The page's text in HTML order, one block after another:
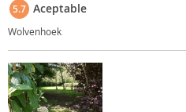
5.7 Aceptable
Wolvenhoek